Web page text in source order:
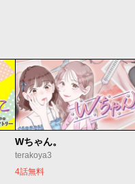
Wちゃん。
terakoya3
4話無料